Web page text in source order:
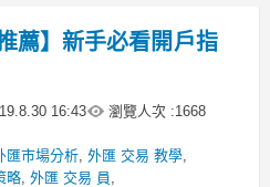
）做為擔保，由（
薦】新手必看開戶指
16:43 瀏覽人次 :1668
匯市場分析, 外匯 交易 教學,
略, 外匯 交易 員,